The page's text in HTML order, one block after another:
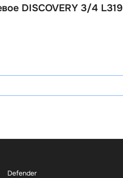
DISCOVERY 3/4 L319
Defender